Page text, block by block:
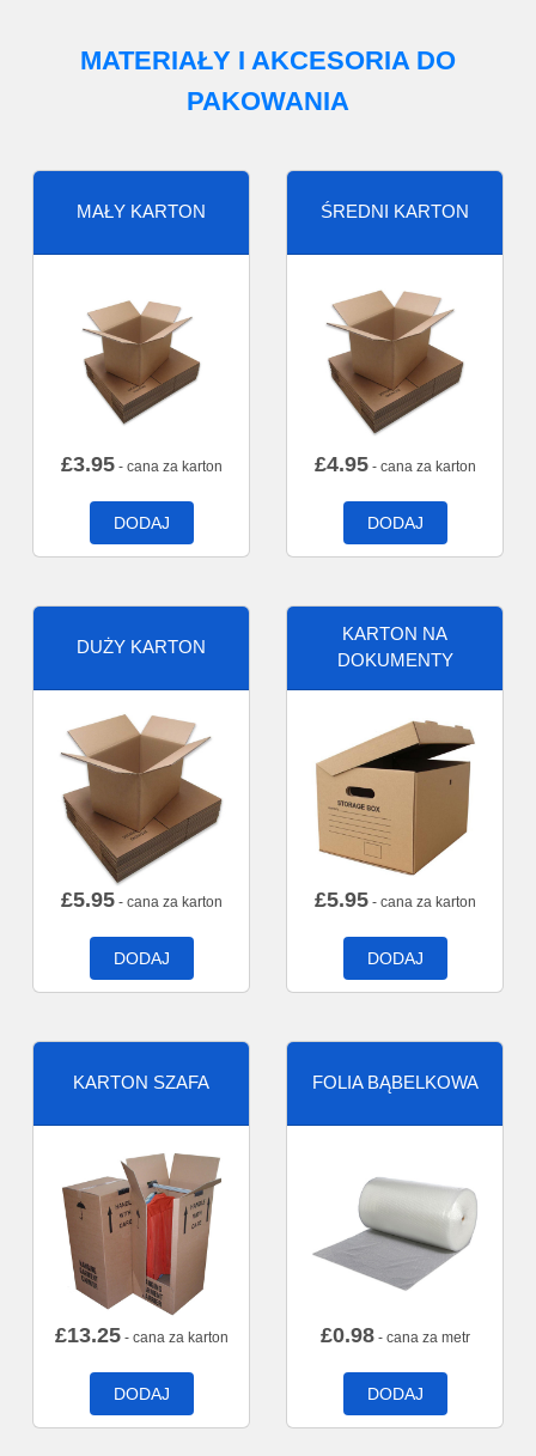
MATERIAŁY I AKCESORIA DO
PAKOWANIA
MAŁY KARTON
£3.95- cana za karton
DODAJ
ŚREDNI KARTON
£4.95- cana za karton
DODAJ
DUŻY KARTON
£5.95- cana za karton
DODAJ
KARTON NA
DOKUMENTY
£5.95- cana za karton
DODAJ
KARTON SZAFA
£13.25- cana za karton
DODAJ
FOLIA BĄBELKOWA
£0.98- cana za metr
DODAJ